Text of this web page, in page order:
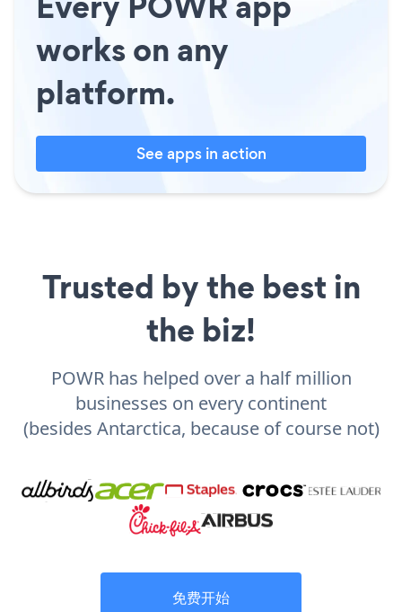
works on any
platform.
See apps in action
Trusted by the best in
the biz!
POWR has helped over a half million
businesses on every continent
(besides Antarctica, because of course not)
免费开始